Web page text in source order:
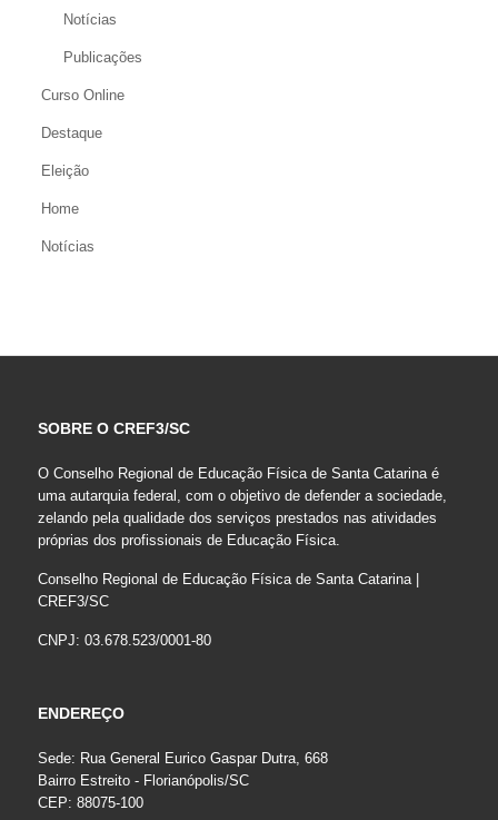
Notícias
Publicações
Curso Online
Destaque
Eleição
Home
Notícias
SOBRE O CREF3/SC
O Conselho Regional de Educação Física de Santa Catarina é
uma autarquia federal, com o objetivo de defender a sociedade,
zelando pela qualidade dos serviços prestados nas atividades
próprias dos profissionais de Educação Física.
Conselho Regional de Educação Física de Santa Catarina |
CREF3/SC
CNPJ: 03.678.523/0001-80
ENDEREÇO
Sede: Rua General Eurico Gaspar Dutra, 668
Bairro Estreito - Florianópolis/SC
CEP: 88075-100